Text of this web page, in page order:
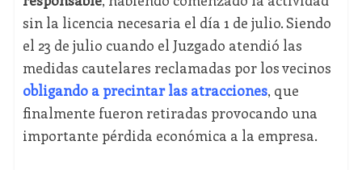
sin la licencia necesaria el día 1 de julio. Siendo
el 23 de julio cuando el Juzgado atendió las
medidas cautelares reclamadas por los vecinos
obligando a precintar las atracciones, que
finalmente fueron retiradas provocando una
importante pérdida económica a la empresa.